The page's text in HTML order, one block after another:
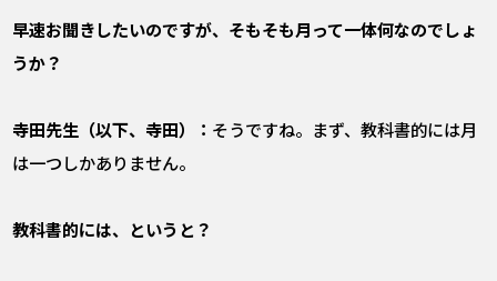
――早速お聞きしたいのですが、そもそも月って一体何なのでしょ
うか？
寺田先生（以下、寺田）： そうですね。まず、教科書的には月
は一つしかありません。
――教科書的には、というと？